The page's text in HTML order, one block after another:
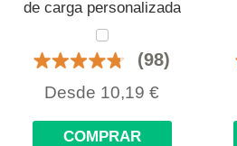
de carga personalizada
(98)
Desde 10,19 €
COMPRAR